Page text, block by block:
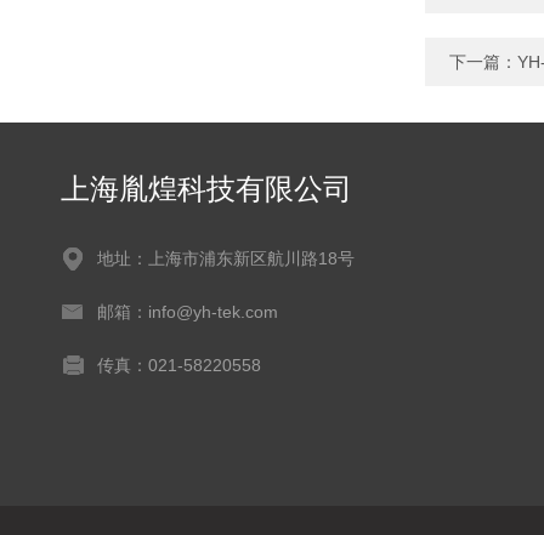
下一篇：
上海胤煌科技有限公司
地址：上海市浦东新区航川路18号
邮箱：info@yh-tek.com
传真：021-58220558